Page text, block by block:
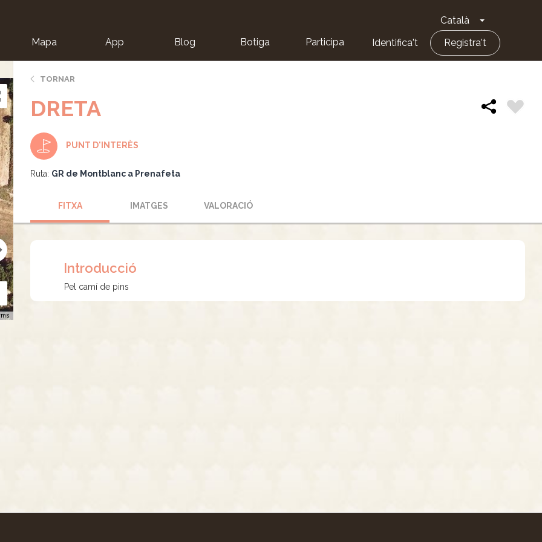
Català Toggle
Mapa App Blog Botiga Participa Identifica't Registra't
TORNAR
DRETA
PUNT D'INTERÈS
Ruta: GR de Montblanc a Prenafeta
FITXA IMATGES VALORACIÓ
Introducció
Pel camí de pins